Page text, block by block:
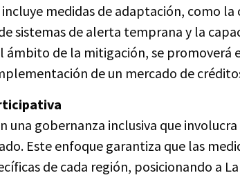
incluye medidas de adaptación, como
sistemas de alerta temprana y la
ámbito de la mitigación, se promoverá
de un mercado de
una gobernanza inclusiva que
Este enfoque garantiza que las
de cada región, posicionando a